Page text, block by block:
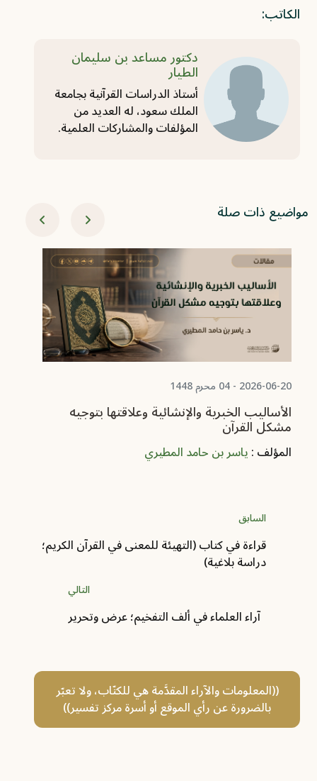
الكاتب:
دكتور مساعد بن سليمان
الطيار
أستاذ الدراسات القرآنية بجامعة
الملك سعود، له العديد من
المؤلفات والمشاركات العلمية.
مواضيع ذات صلة
2026-06-20 - 04 محرم 1448
الأساليب الخبرية والإنشائية وعلاقتها بتوجيه
مشكل القرآن
المؤلف :ياسر بن حامد المطيري
السابق
قراءة في كتاب (التهيئة للمعنى في القرآن الكريم؛
دراسة بلاغية)
التالي
آراء العلماء في ألف التفخيم؛ عرض وتحرير
((المعلومات والآراء المقدَّمة هي للكتّاب، ولا تعبّر
بالضرورة عن رأي الموقع أو أسرة مركز تفسير))